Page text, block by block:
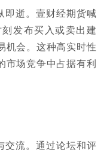
即逝。壹财经期货喊
发布买入或卖出建
机会。这种高实时性
市场竞争中占据有利
交流。通过论坛和评